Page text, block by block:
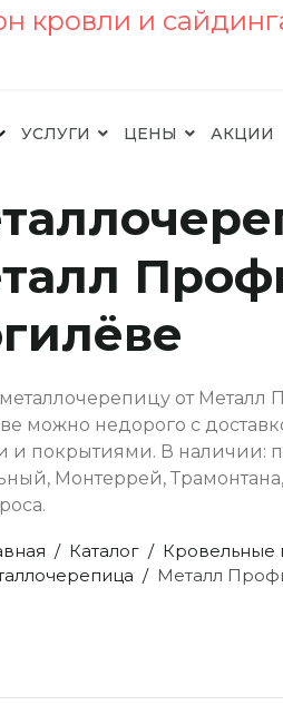
УСЛУГИ ЦЕНЫ АКЦИИ
от Металл
можно недорого с
и покрытиями. В наличии:
Монтеррей,
Каталог
Кровельные
Металл